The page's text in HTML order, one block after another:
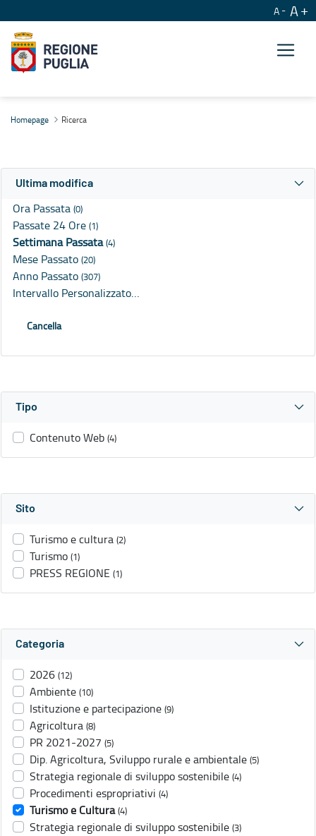
A A
Homepage Ricerca
Ultima modifica
Ora Passata (0)
Passate 24 Ore (1)
Settimana Passata(4)
Mese Passato (20)
Anno Passato (307)
Intervallo Personalizzato…
Cancella
Tipo
Contenuto Web (4)
Sito
Turismo e cultura (2)
Turismo (1)
PRESS REGIONE (1)
Categoria
2026 (12)
Ambiente (10)
Istituzione e partecipazione (9)
Agricoltura (8)
PR 2021-2027 (5)
Dip. Agricoltura, Sviluppo rurale e ambientale (5)
Strategia regionale di sviluppo sostenibile (4)
Procedimenti espropriativi (4)
Turismo e Cultura (4)
Strategia regionale di sviluppo sostenibile (3)